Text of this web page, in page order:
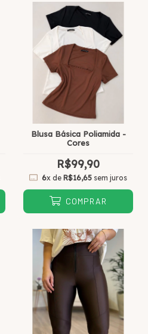
Blusa Básica Poliamida -
Cores
R$99,90
6x de R$16,65sem juros
COMPRAR